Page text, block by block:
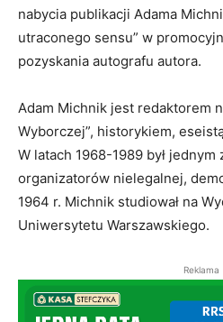
nabycia publikacji Adama
utraconego sensu” w
pozyskania autografu autora.
Adam Michnik jest redaktorem
Wyborczej”, historykiem,
W latach 1968-1989 był jednym
organizatorów nielegalnej,
1964 r. Michnik studiował na
Uniwersytetu Warszawskiego.
Reklama